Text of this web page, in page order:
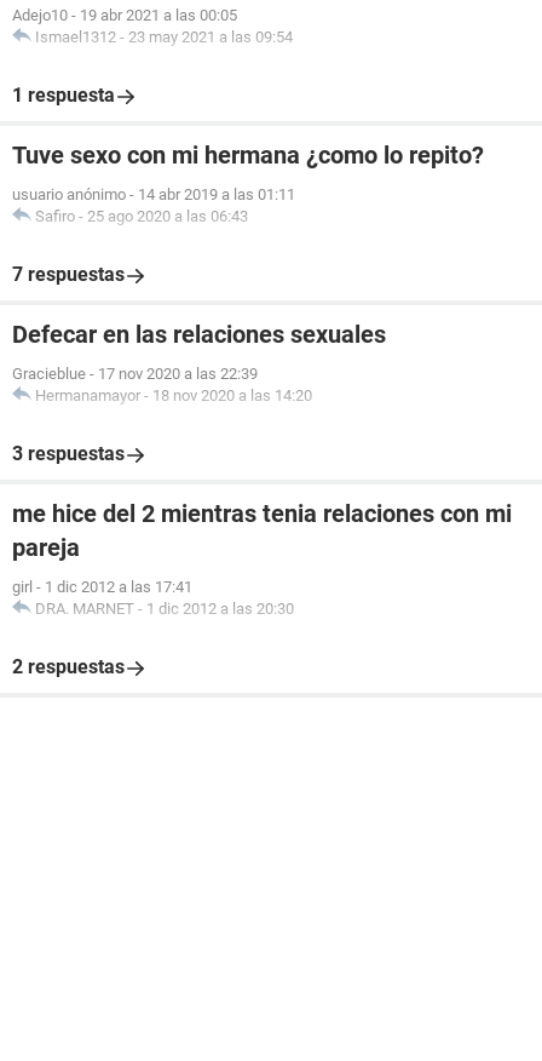
Adejo10 - 19 abr 2021 a las 00:05
Ismael1312 - 23 may 2021 a las 09:54
1 respuesta
Tuve sexo con mi hermana ¿como lo repito?
usuario anónimo - 14 abr 2019 a las 01:11
Safiro - 25 ago 2020 a las 06:43
7 respuestas
Defecar en las relaciones sexuales
Gracieblue - 17 nov 2020 a las 22:39
Hermanamayor - 18 nov 2020 a las 14:20
3 respuestas
me hice del 2 mientras tenia relaciones con mi
pareja
girl - 1 dic 2012 a las 17:41
DRA. MARNET - 1 dic 2012 a las 20:30
2 respuestas